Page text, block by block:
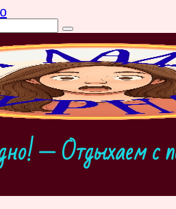
— Отдыхаем с